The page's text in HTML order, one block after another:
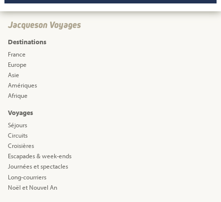
Jacqueson Voyages
Destinations
France
Europe
Asie
Amériques
Afrique
Voyages
Séjours
Circuits
Croisières
Escapades & week-ends
Journées et spectacles
Long-courriers
Noël et Nouvel An